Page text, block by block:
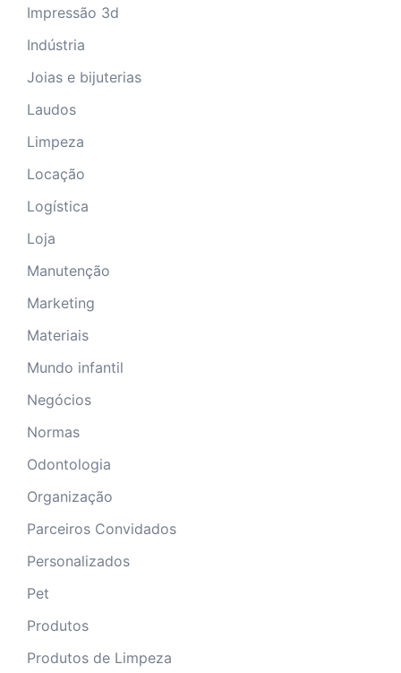
Impressão 3d
Indústria
Joias e bijuterias
Laudos
Limpeza
Locação
Logística
Loja
Manutenção
Marketing
Materiais
Mundo infantil
Negócios
Normas
Odontologia
Organização
Parceiros Convidados
Personalizados
Pet
Produtos
Produtos de Limpeza